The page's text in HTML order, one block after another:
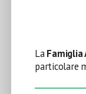
LaFamiglia
particolare